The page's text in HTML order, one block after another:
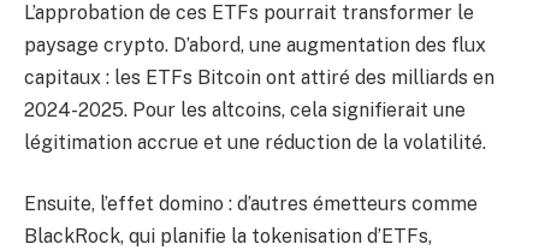
L’approbation de ces ETFs pourrait transformer le
paysage crypto. D’abord, une augmentation des flux
capitaux : les ETFs Bitcoin ont attiré des milliards en
2024-2025. Pour les altcoins, cela signifierait une
légitimation accrue et une réduction de la volatilité.
Ensuite, l’effet domino : d’autres émetteurs comme
BlackRock, qui planifie la tokenisation d’ETFs,